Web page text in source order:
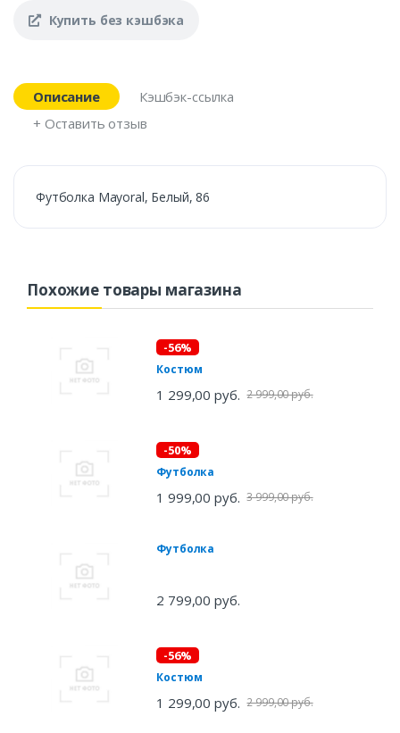
Купить без кэшбэка
Описание
Кэшбэк-ссылка
+ Оставить отзыв
Футболка Mayoral, Белый, 86
Похожие товары магазина
-56%
Костюм
1 299,00 руб. 2 999,00 руб.
-50%
Футболка
1 999,00 руб. 3 999,00 руб.
Футболка
2 799,00 руб.
-56%
Костюм
1 299,00 руб. 2 999,00 руб.